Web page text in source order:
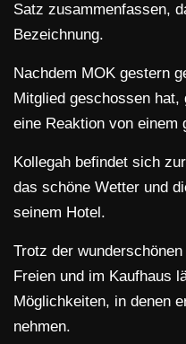
Satz zusammenfassen,
Bezeichnung.
Nachdem MOK gestern
Mitglied geschossen
eine Reaktion von einem
Kollegah befindet sich
das schöne Wetter und
seinem Hotel.
Trotz der
Freien und im Kaufhaus
Möglichkeiten, in denen
nehmen.